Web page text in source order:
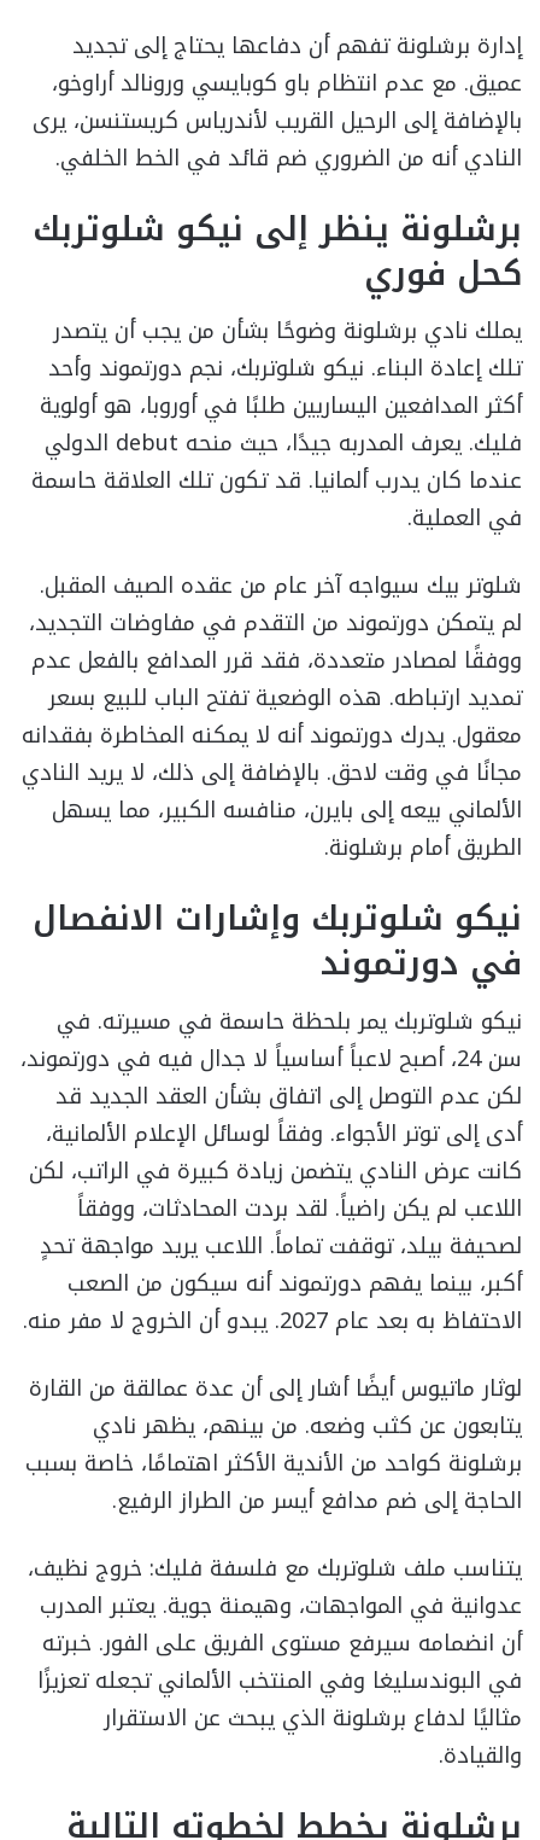
إدارة برشلونة تفهم أن دفاعها يحتاج إلى تجديد
عميق. مع عدم انتظام باو كوبايسي ورونالد أراوخو،
بالإضافة إلى الرحيل القريب لأندرياس كريستنسن، يرى
النادي أنه من الضروري ضم قائد في الخط الخلفي.
برشلونة ينظر إلى نيكو شلوتربك
كحل فوري
يملك نادي برشلونة وضوحًا بشأن من يجب أن يتصدر
تلك إعادة البناء. نيكو شلوتربك، نجم دورتموند وأحد
أكثر المدافعين اليساريين طلبًا في أوروبا، هو أولوية
فليك. يعرف المدربه جيدًا، حيث منحه debut الدولي
عندما كان يدرب ألمانيا. قد تكون تلك العلاقة حاسمة
في العملية.
شلوتر بيك سيواجه آخر عام من عقده الصيف المقبل.
لم يتمكن دورتموند من التقدم في مفاوضات التجديد،
ووفقًا لمصادر متعددة، فقد قرر المدافع بالفعل عدم
تمديد ارتباطه. هذه الوضعية تفتح الباب للبيع بسعر
معقول. يدرك دورتموند أنه لا يمكنه المخاطرة بفقدانه
مجانًا في وقت لاحق. بالإضافة إلى ذلك، لا يريد النادي
الألماني بيعه إلى بايرن، منافسه الكبير، مما يسهل
الطريق أمام برشلونة.
نيكو شلوتربك وإشارات الانفصال
في دورتموند
نيكو شلوتربك يمر بلحظة حاسمة في مسيرته. في
سن 24، أصبح لاعباً أساسياً لا جدال فيه في دورتموند،
لكن عدم التوصل إلى اتفاق بشأن العقد الجديد قد
أدى إلى توتر الأجواء. وفقاً لوسائل الإعلام الألمانية،
كانت عرض النادي يتضمن زيادة كبيرة في الراتب، لكن
اللاعب لم يكن راضياً. لقد بردت المحادثات، ووفقاً
لصحيفة بيلد، توقفت تماماً. اللاعب يريد مواجهة تحدٍ
أكبر، بينما يفهم دورتموند أنه سيكون من الصعب
الاحتفاظ به بعد عام 2027. يبدو أن الخروج لا مفر منه.
لوثار ماتيوس أيضًا أشار إلى أن عدة عمالقة من القارة
يتابعون عن كثب وضعه. من بينهم، يظهر نادي
برشلونة كواحد من الأندية الأكثر اهتمامًا، خاصة بسبب
الحاجة إلى ضم مدافع أيسر من الطراز الرفيع.
يتناسب ملف شلوتربك مع فلسفة فليك: خروج نظيف،
عدوانية في المواجهات، وهيمنة جوية. يعتبر المدرب
أن انضمامه سيرفع مستوى الفريق على الفور. خبرته
في البوندسليغا وفي المنتخب الألماني تجعله تعزيزًا
مثاليًا لدفاع برشلونة الذي يبحث عن الاستقرار
والقيادة.
برشلونة يخطط لخطوته التالية